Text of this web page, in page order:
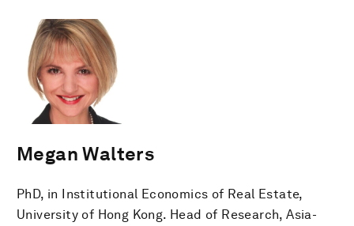
Megan Walters
PhD, in Institutional Economics of Real Estate,
University of Hong Kong. Head of Research, Asia-